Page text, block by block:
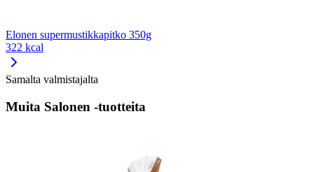
Elonen supermustikkapitko 350g
322 kcal
Samalta valmistajalta
Muita Salonen -tuotteita